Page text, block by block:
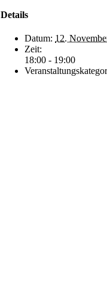
Details
Datum: 12.
Zeit:
18:00 - 19:00